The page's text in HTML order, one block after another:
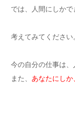
では、人間にしかで
考えてみてください
今の自分の仕事は
また、 あなたにしか